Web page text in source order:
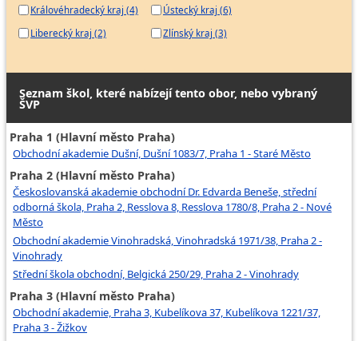
Královéhradecký kraj (4)
Liberecký kraj (2)
Ústecký kraj (6)
Zlínský kraj (3)
Seznam škol, které nabízejí tento obor, nebo vybraný
ŠVP
Praha 1 (Hlavní město Praha)
Obchodní akademie Dušní, Dušní 1083/7, Praha 1 - Staré Město
Praha 2 (Hlavní město Praha)
Českoslovanská akademie obchodní Dr. Edvarda Beneše, střední
odborná škola, Praha 2, Resslova 8, Resslova 1780/8, Praha 2 - Nové
Město
Obchodní akademie Vinohradská, Vinohradská 1971/38, Praha 2 -
Vinohrady
Střední škola obchodní, Belgická 250/29, Praha 2 - Vinohrady
Praha 3 (Hlavní město Praha)
Obchodní akademie, Praha 3, Kubelíkova 37, Kubelíkova 1221/37,
Praha 3 - Žižkov